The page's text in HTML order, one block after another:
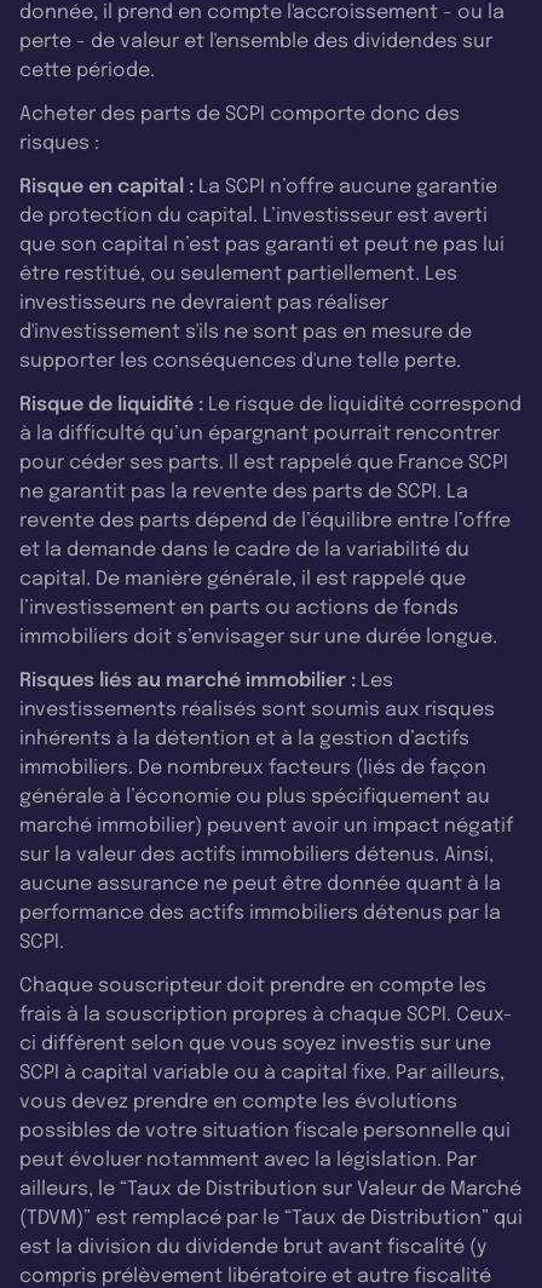
donnée, il prend en compte l'accroissement - ou la
perte - de valeur et l'ensemble des dividendes sur
cette période.
Acheter des parts de SCPI comporte donc des
risques :
Risque en capital : La SCPI n’offre aucune garantie
de protection du capital. L’investisseur est averti
que son capital n’est pas garanti et peut ne pas lui
être restitué, ou seulement partiellement. Les
investisseurs ne devraient pas réaliser
d'investissement s'ils ne sont pas en mesure de
supporter les conséquences d'une telle perte.
Risque de liquidité : Le risque de liquidité correspond
à la difficulté qu’un épargnant pourrait rencontrer
pour céder ses parts. Il est rappelé que France SCPI
ne garantit pas la revente des parts de SCPI. La
revente des parts dépend de l’équilibre entre l’offre
et la demande dans le cadre de la variabilité du
capital. De manière générale, il est rappelé que
l’investissement en parts ou actions de fonds
immobiliers doit s’envisager sur une durée longue.
Risques liés au marché immobilier : Les
investissements réalisés sont soumis aux risques
inhérents à la détention et à la gestion d’actifs
immobiliers. De nombreux facteurs (liés de façon
générale à l’économie ou plus spécifiquement au
marché immobilier) peuvent avoir un impact négatif
sur la valeur des actifs immobiliers détenus. Ainsi,
aucune assurance ne peut être donnée quant à la
performance des actifs immobiliers détenus par la
SCPI.
Chaque souscripteur doit prendre en compte les
frais à la souscription propres à chaque SCPI. Ceux-
ci diffèrent selon que vous soyez investis sur une
SCPI à capital variable ou à capital fixe. Par ailleurs,
vous devez prendre en compte les évolutions
possibles de votre situation fiscale personnelle qui
peut évoluer notamment avec la législation. Par
ailleurs, le “Taux de Distribution sur Valeur de Marché
(TDVM)” est remplacé par le “Taux de Distribution” qui
est la division du dividende brut avant fiscalité (y
compris prélèvement libératoire et autre fiscalité